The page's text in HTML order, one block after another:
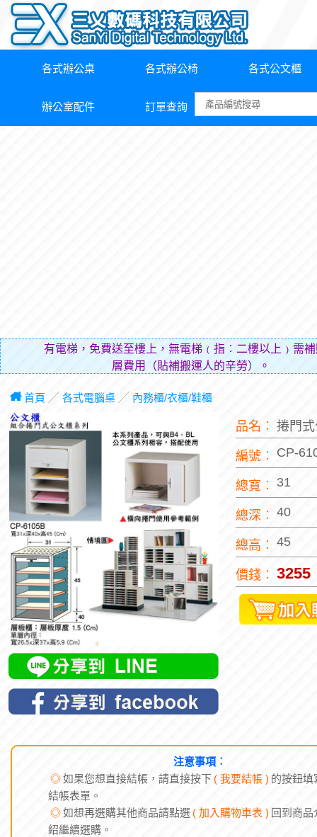
各式辦公桌 各式辦公椅 各式公文櫃
辦公室配件 訂單查詢
有電梯，免費送至樓上，無電梯﹙指︰二樓以上﹚需
層費用（貼補搬運人的辛勞）。
首頁 ╱ 各式電腦桌╱ 內務櫃/衣櫃/鞋櫃
品名︰ 捲門
編號︰ CP-
總寬︰ 31
總深︰ 40
總高︰ 45
價錢︰ 3255
注意事項︰
◎如果您想直接結帳，請直接按下 ( 我要結帳 ) 的按鈕填
結帳表單。
◎如想再選購其他商品請點選 ( 加入購物車表 ) 回到商品
紹繼續選購。